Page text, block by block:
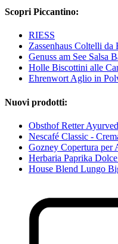
Scopri Piccantino:
RIESS
Zassenhaus Coltelli da
Genuss am See Salsa
Holle Biscottini alle
Ehrenwort Aglio in
Nuovi prodotti:
Obsthof Retter
Nescafé Classic -
Gozney Copertura per
Herbaria Paprika
House Blend Lungo